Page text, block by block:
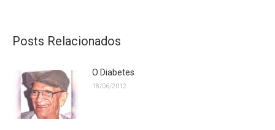
Posts Relacionados
O Diabetes
18/06/2012